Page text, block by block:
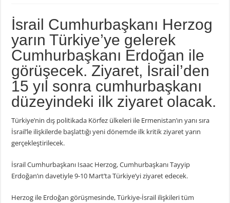
İsrail Cumhurbaşkanı Herzog
yarın Türkiye’ye gelerek
Cumhurbaşkanı Erdoğan ile
görüşecek. Ziyaret, İsrail’den
15 yıl sonra cumhurbaşkanı
düzeyindeki ilk ziyaret olacak.
Türkiye’nin dış politikada Körfez ülkeleri ile Ermenistan’ın yanı sıra
İsrail’le ilişkilerde başlattığı yeni dönemde ilk kritik ziyaret yarın
gerçekleştirilecek.
İsrail Cumhurbaşkanı Isaac Herzog, Cumhurbaşkanı Tayyip
Erdoğan’ın davetiyle 9-10 Mart’ta Türkiye’yi ziyaret edecek.
Herzog ile Erdoğan görüşmesinde, Türkiye-İsrail ilişkileri tüm